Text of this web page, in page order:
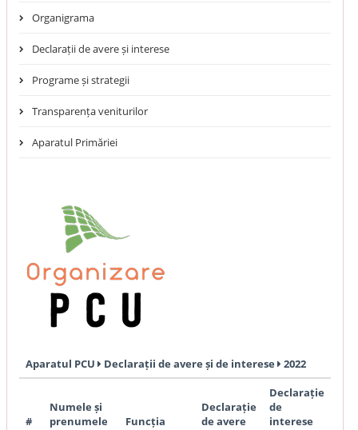
Organigrama
Declarații de avere și interese
Programe și strategii
Transparența veniturilor
Aparatul Primăriei
Aparatul PCU Declarații de avere și de interese 2022
#
Numele și
prenumele
Funcția
Declarație
de avere
Declarație
de
interese